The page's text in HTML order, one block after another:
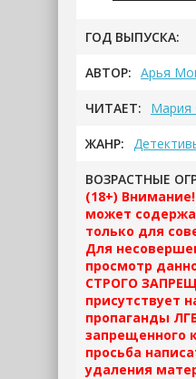
ГОД ВЫПУСКА:
АВТОР: Арья
ЧИТАЕТ: Мария
ЖАНР:
ВОЗРАСТНЫЕ
(18+)
может
только для
Для
просмотр
СТРОГО
присутствует
пропаганды
запрещенного
просьба
удаления